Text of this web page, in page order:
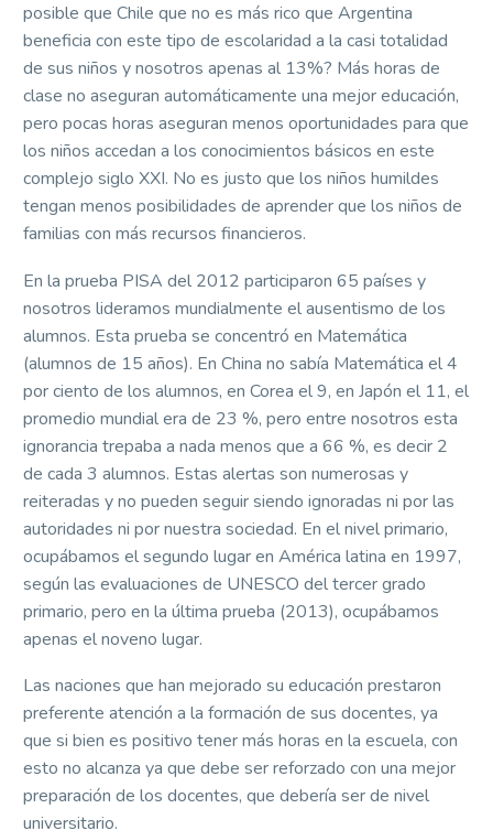
posible que Chile que no es más rico que Argentina
beneficia con este tipo de escolaridad a la casi totalidad
de sus niños y nosotros apenas al 13%? Más horas de
clase no aseguran automáticamente una mejor educación,
pero pocas horas aseguran menos oportunidades para que
los niños accedan a los conocimientos básicos en este
complejo siglo XXI. No es justo que los niños humildes
tengan menos posibilidades de aprender que los niños de
familias con más recursos financieros.
En la prueba PISA del 2012 participaron 65 países y
nosotros lideramos mundialmente el ausentismo de los
alumnos. Esta prueba se concentró en Matemática
(alumnos de 15 años). En China no sabía Matemática el 4
por ciento de los alumnos, en Corea el 9, en Japón el 11, el
promedio mundial era de 23 %, pero entre nosotros esta
ignorancia trepaba a nada menos que a 66 %, es decir 2
de cada 3 alumnos. Estas alertas son numerosas y
reiteradas y no pueden seguir siendo ignoradas ni por las
autoridades ni por nuestra sociedad. En el nivel primario,
ocupábamos el segundo lugar en América latina en 1997,
según las evaluaciones de UNESCO del tercer grado
primario, pero en la última prueba (2013), ocupábamos
apenas el noveno lugar.
Las naciones que han mejorado su educación prestaron
preferente atención a la formación de sus docentes, ya
que si bien es positivo tener más horas en la escuela, con
esto no alcanza ya que debe ser reforzado con una mejor
preparación de los docentes, que debería ser de nivel
universitario.